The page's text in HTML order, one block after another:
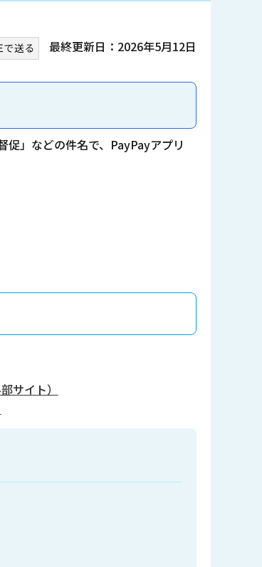
最終更新日：2026年5月12日
」などの件名で、PayPayアプリ
サイト）